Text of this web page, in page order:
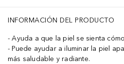
INFORMACIÓN DEL PRODUCTO
Ayuda a que la piel se sienta
Puede ayudar a iluminar la piel
más saludable y radiante.